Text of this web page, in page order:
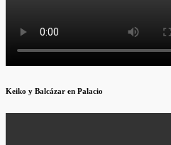
Keiko y Balcázar en Palacio